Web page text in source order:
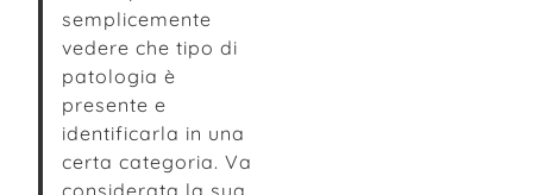
semplicemente
vedere che tipo di
patologia è
presente e
identificarla in una
certa categoria. Va
considerata la sua